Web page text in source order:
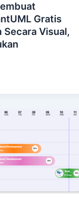
Gratis
Secara Visual,